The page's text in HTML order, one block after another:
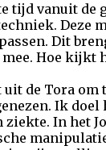
tijd vanuit de
Deze
passen. Dit
Hoe kijkt
de Tora om
Ik
ziekte. In het